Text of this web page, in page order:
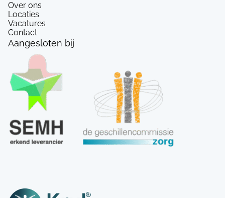
Over ons
Locaties
Vacatures
Contact
Aangesloten bij